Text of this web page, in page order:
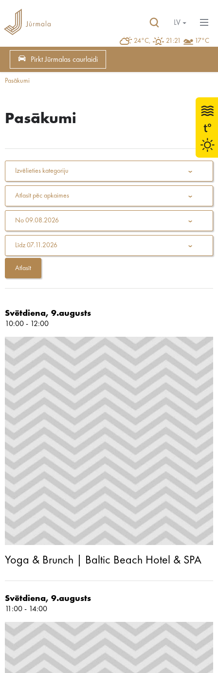
24°C, 21:21 17°C
LV
Pirkt Jūrmalas caurlaidi
Pasākumi
Pasākumi
Izvēlieties kategoriju
Atlasīt pēc apkaimes
No 09.08.2026
Līdz07.11.2026
Svētdiena, 9.augusts
10:00 - 12:00
Yoga & Brunch | Baltic Beach Hotel & SPA
Svētdiena, 9.augusts
11:00 - 14:00